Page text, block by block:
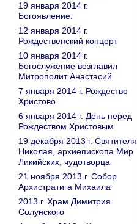
19 января 2014 г.
Богоявление.
12 января 2014 г.
Рождественский концерт
10 января 2014 г.
Богослужение возглавил
Митрополит Анастасий
7 января 2014 г. Рождество
Христово
6 января 2014 г. День перед
Рождеством Христовым
19 декабря 2013 г. Святителя
Николая, архиепископа Мир
Ликийских, чудотворца
21 ноября 2013 г. Собор
Архистратига Михаила
2013 г. Храм Димитрия
Солунского